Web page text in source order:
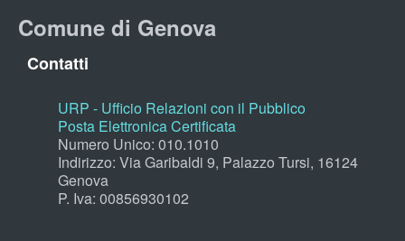
Comune di Genova
Contatti
URP - Ufficio Relazioni con il Pubblico
Posta Elettronica Certificata
Numero Unico: 010.1010
Indirizzo: Via Garibaldi 9, Palazzo Tursi, 16124
Genova
P. Iva: 00856930102